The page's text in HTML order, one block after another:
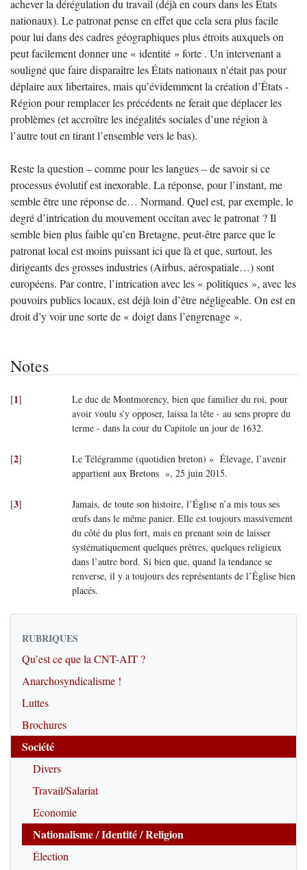
achever la dérégulation du travail (déjà en cours dans les États
nationaux). Le patronat pense en effet que cela sera plus facile
pour lui dans des cadres géographiques plus étroits auxquels on
peut facilement donner une « identité » forte . Un intervenant a
souligné que faire disparaître les États nationaux n’était pas pour
déplaire aux libertaires, mais qu’évidemment la création d’États -
Région pour remplacer les précédents ne ferait que déplacer les
problèmes (et accroître les inégalités sociales d’une région à
l’autre tout en tirant l’ensemble vers le bas).
Reste la question – comme pour les langues – de savoir si ce
processus évolutif est inexorable. La réponse, pour l’instant, me
semble être une réponse de… Normand. Quel est, par exemple, le
degré d’intrication du mouvement occitan avec le patronat ? Il
semble bien plus faible qu’en Bretagne, peut-être parce que le
patronat local est moins puissant ici que là et que, surtout, les
dirigeants des grosses industries (Airbus, aérospatiale…) sont
européens. Par contre, l’intrication avec les « politiques », avec les
pouvoirs publics locaux, est déjà loin d’être négligeable. On est en
droit d’y voir une sorte de « doigt dans l’engrenage ».
Notes
[1]
Le duc de Montmorency, bien que familier du roi, pour
avoir voulu s’y opposer, laissa la tête - au sens propre du
terme - dans la cour du Capitole un jour de 1632.
[2]
Le Télégramme (quotidien breton) « Élevage, l’avenir
appartient aux Bretons », 25 juin 2015.
[3]
Jamais, de toute son histoire, l’Église n’a mis tous ses
œufs dans le même panier. Elle est toujours massivement
du côté du plus fort, mais en prenant soin de laisser
systématiquement quelques prêtres, quelques religieux
dans l’autre bord. Si bien que, quand la tendance se
renverse, il y a toujours des représentants de l’Église bien
placés.
RUBRIQUES
Qu’est ce que la CNT-AIT ?
Anarchosyndicalisme !
Luttes
Brochures
Société
Divers
Travail/Salariat
Economie
Nationalisme / Identité / Religion
Élection